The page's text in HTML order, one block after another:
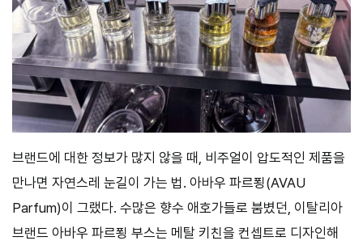
브랜드에 대한 정보가 많지 않을 때, 비주얼이 압도적인 제품을
만나면 자연스레 눈길이 가는 법. 아바우 파르푕(AVAU
Parfum)이 그랬다. 수많은 향수 애호가들로 붐볐던, 이탈리아
브랜드 아바우 파르푕 부스는 메탈 키친을 컨셉트로 디자인해